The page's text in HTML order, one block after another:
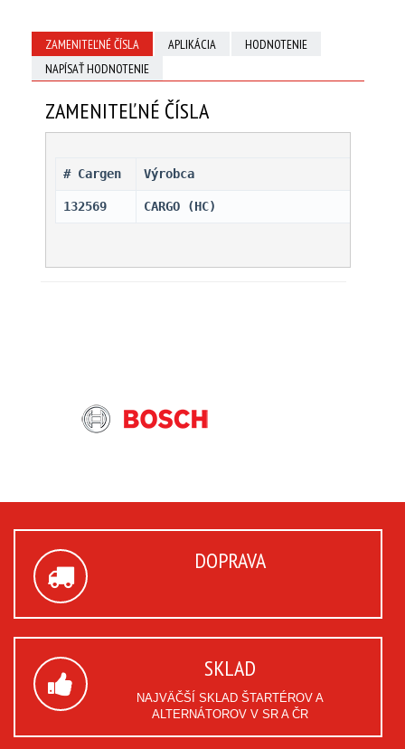
ZAMENITEĽNÉ ČÍSLA APLIKÁCIA
HODNOTENIE
NAPÍSAŤ HODNOTENIE
ZAMENITEĽNÉ ČÍSLA
# Cargen Výrobca
132569 CARGO (HC)
DOPRAVA
SKLAD
NAJVÄČŠÍ SKLAD ŠTARTÉROV A
ALTERNÁTOROV V SR A ČR